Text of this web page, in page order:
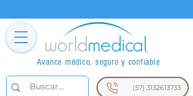
(57) 3132613733
Avance médico, seguro y confiable